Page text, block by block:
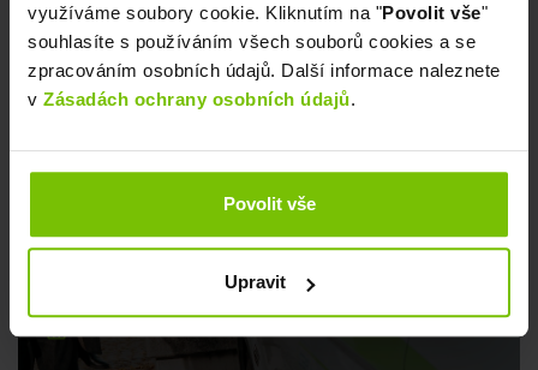
využíváme soubory cookie. Kliknutím na "Povolit vše"
souhlasíte s používáním všech souborů cookies a se
zpracováním osobních údajů. Další informace naleznete
v Zásadách ochrany osobních údajů.
Povolit vše
Upravit